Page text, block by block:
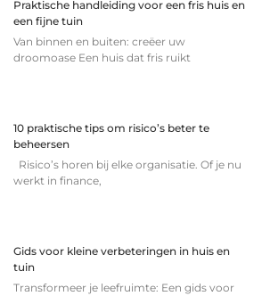
Praktische handleiding voor een fris huis en
een fijne tuin
Van binnen en buiten: creëer uw
droomoase Een huis dat fris ruikt
10 praktische tips om risico’s beter te
beheersen
Risico’s horen bij elke organisatie. Of je nu
werkt in finance,
Gids voor kleine verbeteringen in huis en
tuin
Transformeer je leefruimte: Een gids voor